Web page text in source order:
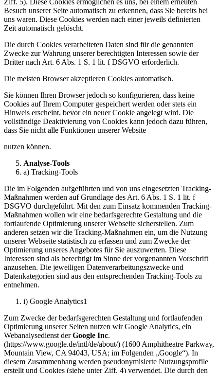
Besuch unserer Seite automatisch zu erkennen, dass Sie bereits bei
uns waren. Diese Cookies werden nach einer jeweils definierten
Zeit automatisch gelöscht.
Die durch Cookies verarbeiteten Daten sind für die genannten
Zwecke zur Wahrung unserer berechtigten Interessen sowie der
Dritter nach Art. 6 Abs. 1 S. 1 lit. f DSGVO erforderlich.
Die meisten Browser akzeptieren Cookies automatisch.
Sie können Ihren Browser jedoch so konfigurieren, dass keine
Cookies auf Ihrem Computer gespeichert werden oder stets ein
Hinweis erscheint, bevor ein neuer Cookie angelegt wird. Die
vollständige Deaktivierung von Cookies kann jedoch dazu führen,
dass Sie nicht alle Funktionen unserer Website
nutzen können.
Analyse-Tools
a) Tracking-Tools
Die im Folgenden aufgeführten und von uns eingesetzten Tracking-
Maßnahmen werden auf Grundlage des Art. 6 Abs. 1 S. 1 lit. f
DSGVO durchgeführt. Mit den zum Einsatz kommenden Tracking-
Maßnahmen wollen wir eine bedarfsgerechte Gestaltung und die
fortlaufende Optimierung unserer Webseite sicherstellen. Zum
anderen setzen wir die Tracking-Maßnahmen ein, um die Nutzung
unserer Webseite statistisch zu erfassen und zum Zwecke der
Optimierung unseres Angebotes für Sie auszuwerten. Diese
Interessen sind als berechtigt im Sinne der vorgenannten Vorschrift
anzusehen. Die jeweiligen Datenverarbeitungszwecke und
Datenkategorien sind aus den entsprechenden Tracking-Tools zu
entnehmen.
i) Google Analytics1
Zum Zwecke der bedarfsgerechten Gestaltung und fortlaufenden
Optimierung unserer Seiten nutzen wir Google Analytics, ein
Webanalysedienst derGoogle Inc.
(https://www.google.de/intl/de/about/) (1600 Amphitheatre Parkway,
Mountain View, CA 94043, USA; im Folgenden „Google“). In
diesem Zusammenhang werden pseudonymisierte Nutzungsprofile
erstellt und Cookies (siehe unter Ziff. 4) verwendet. Die durch den